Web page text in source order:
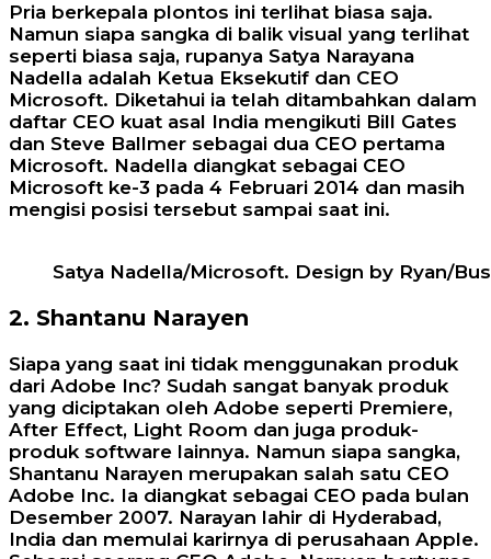
Pria berkepala plontos ini terlihat biasa saja.
Namun siapa sangka di balik visual yang terlihat
seperti biasa saja, rupanya Satya Narayana
Nadella adalah Ketua Eksekutif dan CEO
Microsoft. Diketahui ia telah ditambahkan dalam
daftar CEO kuat asal India mengikuti Bill Gates
dan Steve Ballmer sebagai dua CEO pertama
Microsoft. Nadella diangkat sebagai CEO
Microsoft ke-3 pada 4 Februari 2014 dan masih
mengisi posisi tersebut sampai saat ini.
Satya Nadella/Microsoft. Design by Ryan/
2. Shantanu Narayen
Siapa yang saat ini tidak menggunakan produk
dari Adobe Inc? Sudah sangat banyak produk
yang diciptakan oleh Adobe seperti Premiere,
After Effect, Light Room dan juga produk-
produk software lainnya. Namun siapa sangka,
Shantanu Narayen merupakan salah satu CEO
Adobe Inc. Ia diangkat sebagai CEO pada bulan
Desember 2007. Narayan lahir di Hyderabad,
India dan memulai karirnya di perusahaan Apple.